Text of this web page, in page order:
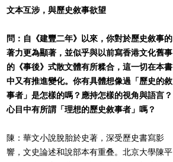
文本互涉，與歷史敘事欲望
問：自《建豐二年》以來，你對於歷史敘事的
著力更為顯著，並似乎與以前寫香港文化舊事
的《事後》式散文體有所糅合，這一切在本書
中又有推進變化。你有具體想像過「歷史的敘
事者」是怎樣的嗎？應持怎樣的視角與語言？
心目中有所謂「理想的歷史敘事者」嗎？
陳：華文小說脫胎於史著，深受歷史書寫影
響，文史論述和說部本有重叠。北京大學陳平